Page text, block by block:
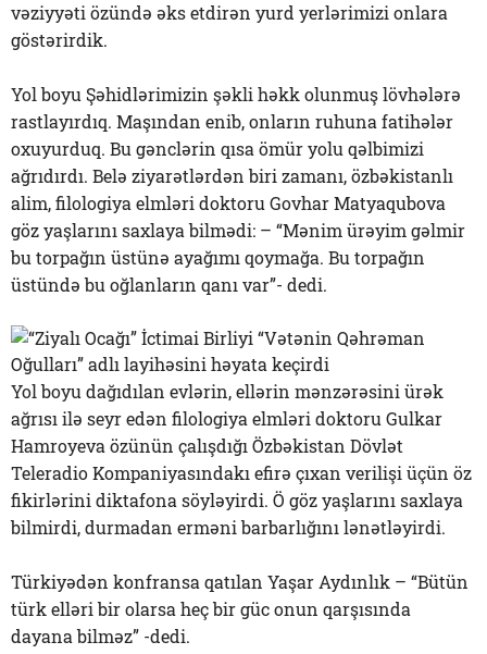
vəziyyəti özündə əks etdirən yurd yerlərimizi onlara
göstərirdik.
Yol boyu Şəhidlərimizin şəkli həkk olunmuş lövhələrə
rastlayırdıq. Maşından enib, onların ruhuna fatihələr
oxuyurduq. Bu gənclərin qısa ömür yolu qəlbimizi
ağrıdırdı. Belə ziyarətlərdən biri zamanı, özbəkistanlı
alim, filologiya elmləri doktoru Govhar Matyaqubova
göz yaşlarını saxlaya bilmədi: – “Mənim ürəyim gəlmir
bu torpağın üstünə ayağımı qoymağa. Bu torpağın
üstündə bu oğlanların qanı var”- dedi.
Yol boyu dağıdılan evlərin, ellərin mənzərəsini ürək
ağrısı ilə seyr edən filologiya elmləri doktoru Gulkar
Hamroyeva özünün çalışdığı Özbəkistan Dövlət
Teleradio Kompaniyasındakı efirə çıxan verilişi üçün öz
fikirlərini diktafona söyləyirdi. Ö göz yaşlarını saxlaya
bilmirdi, durmadan erməni barbarlığını lənətləyirdi.
Türkiyədən konfransa qatılan Yaşar Aydınlık – “Bütün
türk elləri bir olarsa heç bir güc onun qarşısında
dayana bilməz” -dedi.